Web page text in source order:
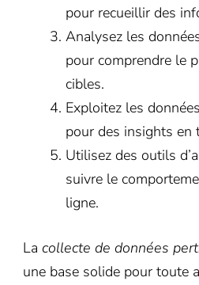
pour recueillir des
Analysez les
pour comprendre le
cibles.
Exploitez les
pour des insights en
Utilisez des outils
suivre le
ligne.
La collecte de données
une base solide pour toute